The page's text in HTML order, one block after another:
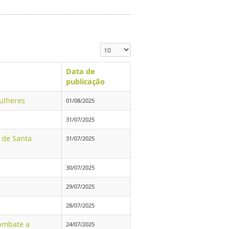
Exibir #
Data de
publicação
01/08/2025
31/07/2025
Santa
31/07/2025
30/07/2025
29/07/2025
28/07/2025
a 24/07/2025